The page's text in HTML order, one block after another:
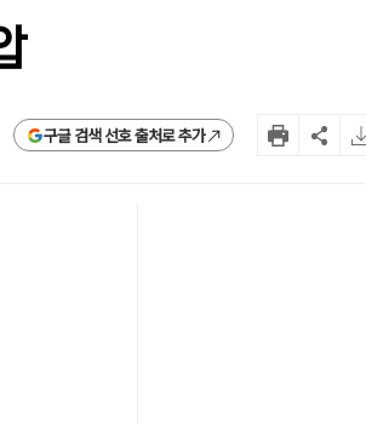
구글 검색 선호 출처로 추가